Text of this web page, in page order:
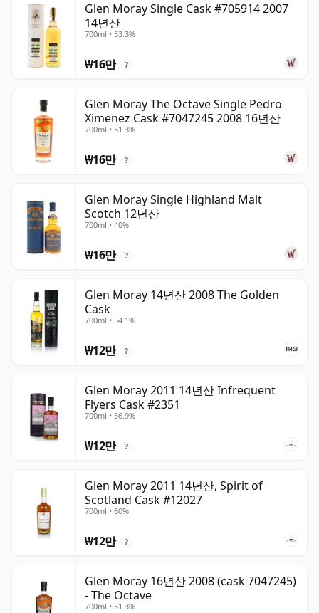
Glen Moray Single Cask #705914 2007
14년산
700ml • 53.3%
₩16만 ?
Glen Moray The Octave Single Pedro
Ximenez Cask #7047245 2008 16년산
700ml • 51.3%
₩16만 ?
Glen Moray Single Highland Malt
Scotch 12년산
700ml • 40%
₩16만 ?
Glen Moray 14년산 2008 The Golden
Cask
700ml • 54.1%
₩12만 ?
Glen Moray 2011 14년산 Infrequent
Flyers Cask #2351
700ml • 56.9%
₩12만 ?
Glen Moray 2011 14년산, Spirit of
Scotland Cask #12027
700ml • 60%
₩12만 ?
Glen Moray 16년산 2008 (cask 7047245)
- The Octave
700ml • 51.3%